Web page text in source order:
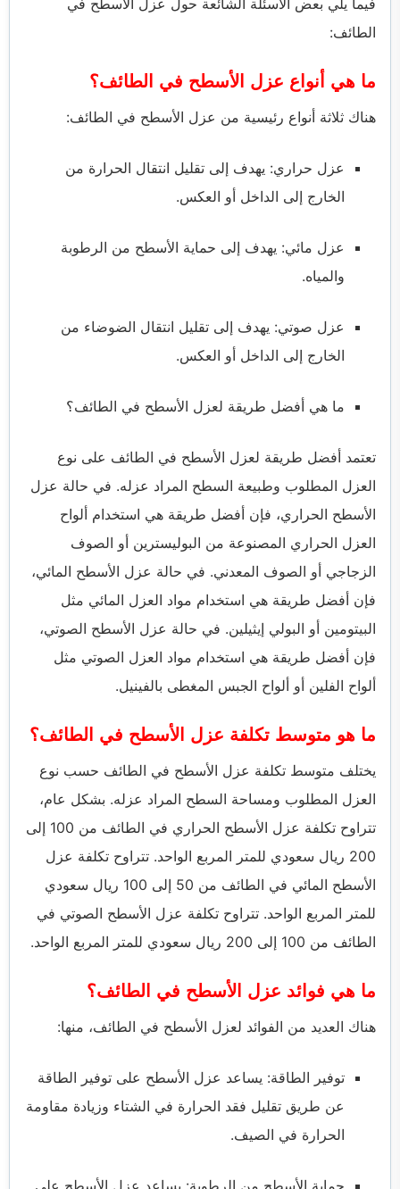
فيما يلي بعض الأسئلة الشائعة حول عزل الأسطح في
الطائف:
ما هي أنواع عزل الأسطح في الطائف؟
هناك ثلاثة أنواع رئيسية من عزل الأسطح في الطائف:
عزل حراري: يهدف إلى تقليل انتقال الحرارة من
الخارج إلى الداخل أو العكس.
عزل مائي: يهدف إلى حماية الأسطح من الرطوبة
والمياه.
عزل صوتي: يهدف إلى تقليل انتقال الضوضاء من
الخارج إلى الداخل أو العكس.
ما هي أفضل طريقة لعزل الأسطح في الطائف؟
تعتمد أفضل طريقة لعزل الأسطح في الطائف على نوع
العزل المطلوب وطبيعة السطح المراد عزله. في حالة عزل
الأسطح الحراري، فإن أفضل طريقة هي استخدام ألواح
العزل الحراري المصنوعة من البوليسترين أو الصوف
الزجاجي أو الصوف المعدني. في حالة عزل الأسطح المائي،
فإن أفضل طريقة هي استخدام مواد العزل المائي مثل
البيتومين أو البولي إيثيلين. في حالة عزل الأسطح الصوتي،
فإن أفضل طريقة هي استخدام مواد العزل الصوتي مثل
ألواح الفلين أو ألواح الجبس المغطى بالفينيل.
ما هو متوسط ​​تكلفة عزل الأسطح في الطائف؟
يختلف متوسط ​​تكلفة عزل الأسطح في الطائف حسب نوع
العزل المطلوب ومساحة السطح المراد عزله. بشكل عام،
تتراوح تكلفة عزل الأسطح الحراري في الطائف من 100 إلى
200 ريال سعودي للمتر المربع الواحد. تتراوح تكلفة عزل
الأسطح المائي في الطائف من 50 إلى 100 ريال سعودي
للمتر المربع الواحد. تتراوح تكلفة عزل الأسطح الصوتي في
الطائف من 100 إلى 200 ريال سعودي للمتر المربع الواحد.
ما هي فوائد عزل الأسطح في الطائف؟
هناك العديد من الفوائد لعزل الأسطح في الطائف، منها:
توفير الطاقة: يساعد عزل الأسطح على توفير الطاقة
عن طريق تقليل فقد الحرارة في الشتاء وزيادة مقاومة
الحرارة في الصيف.